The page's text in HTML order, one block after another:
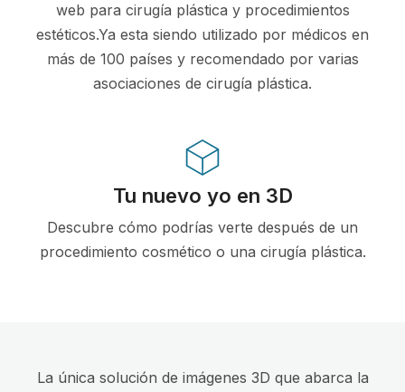
web para cirugía plástica y procedimientos
estéticos.Ya esta siendo utilizado por médicos en
más de 100 países y recomendado por varias
asociaciones de cirugía plástica.
Tu nuevo yo en 3D
Descubre cómo podrías verte después de un
procedimiento cosmético o una cirugía plástica.
La única solución de imágenes 3D que abarca la